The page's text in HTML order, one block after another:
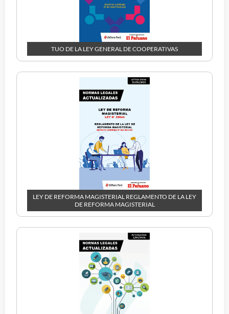
TUO DE LA LEY GENERAL DE COOPERATIVAS
LEY DE REFORMA MAGISTERIAL REGLAMENTO DE LA LEY
DE REFORMA MAGISTERIAL